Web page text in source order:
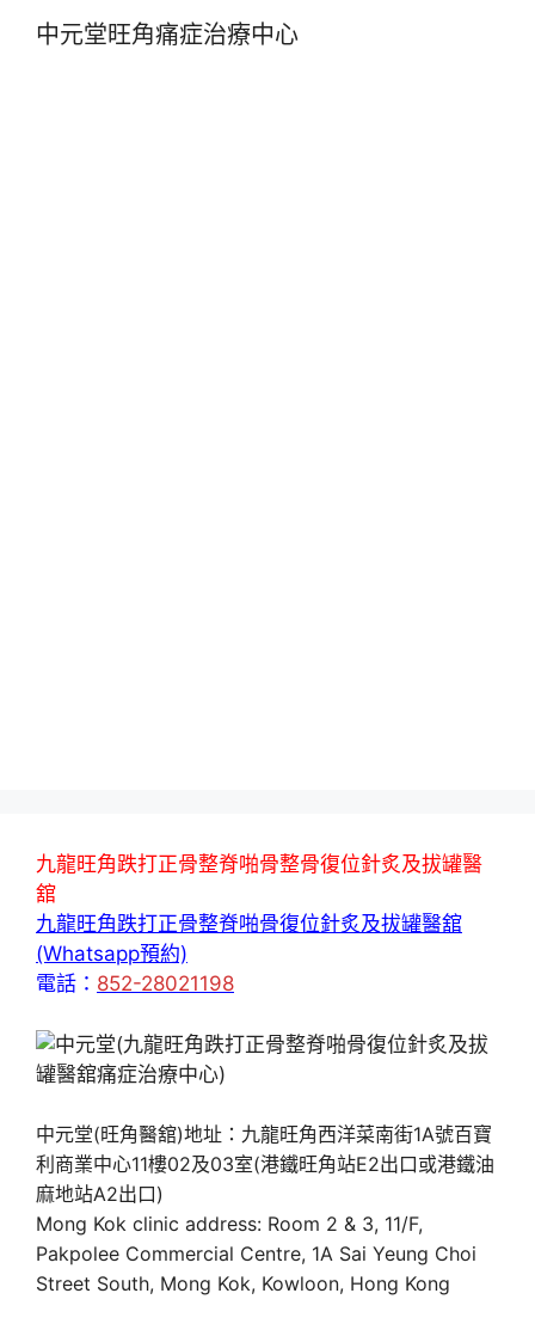
中元堂旺角痛症治療中心
九龍旺角跌打正骨整脊啪骨整骨復位針炙及拔罐醫
舘
九龍旺角跌打正骨整脊啪骨復位針炙及拔罐醫舘
(Whatsapp預約)
電話： 852-28021198
中元堂(旺角醫舘)地址：九龍旺角西洋菜南街1A號百寶
利商業中心11樓02及03室(港鐵旺角站E2出口或港鐵油
麻地站A2出口)
Mong Kok clinic address: Room 2 & 3, 11/F,
Pakpolee Commercial Centre, 1A Sai Yeung Choi
Street South, Mong Kok, Kowloon, Hong Kong